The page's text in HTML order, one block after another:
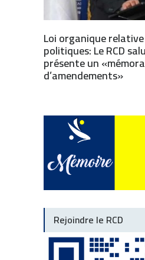
Loi organique
politiques: Le RCD
présente un
d’amendements»
Rejoindre le RCD